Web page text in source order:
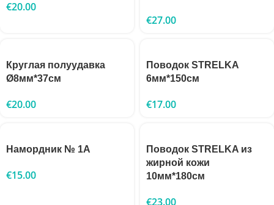
€20.00
€27.00
Круглая полуудавка
Ø8мм*37см
€20.00
Поводок STRELKA
6мм*150см
€17.00
Намордник № 1A
€15.00
Поводок STRELKA из
жирной кожи
10мм*180см
€23.00